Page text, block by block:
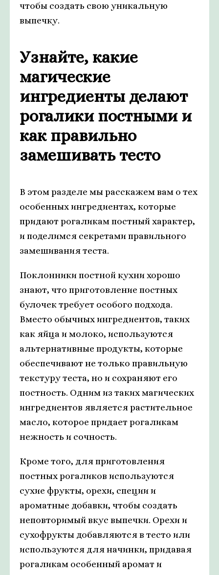
чтобы создать свою уникальную
выпечку.
Узнайте, какие
магические
ингредиенты делают
рогалики постными и
как правильно
замешивать тесто
В этом разделе мы расскажем вам о тех
особенных ингредиентах, которые
придают рогаликам постный характер,
и поделимся секретами правильного
замешивания теста.
Поклонники постной кухни хорошо
знают, что приготовление постных
булочек требует особого подхода.
Вместо обычных ингредиентов, таких
как яйца и молоко, используются
альтернативные продукты, которые
обеспечивают не только правильную
текстуру теста, но и сохраняют его
постность. Одним из таких магических
ингредиентов является растительное
масло, которое придает рогаликам
нежность и сочность.
Кроме того, для приготовления
постных рогаликов используются
сухие фрукты, орехи, специи и
ароматные добавки, чтобы создать
неповторимый вкус выпечки. Орехи и
сухофрукты добавляются в тесто или
используются для начинки, придавая
рогаликам особенный аромат и